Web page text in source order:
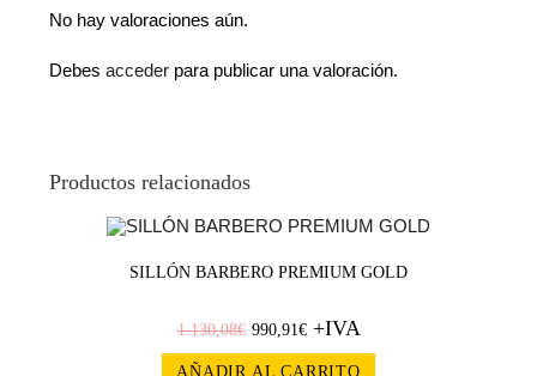
No hay valoraciones aún.
Debesacceder para publicar una valoración.
Productos relacionados
¡OFERTSILLÓN BARBERO PREMIUM GOLD
1.130,08€ 990,91€+IVA
AÑADIR AL CARRITO